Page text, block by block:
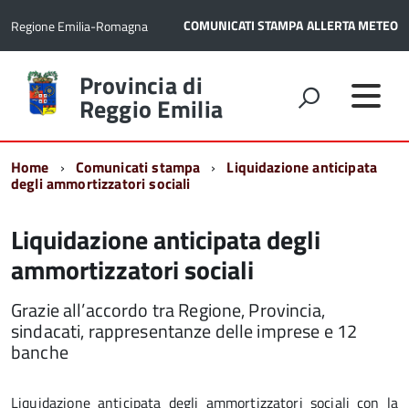
Regione Emilia-Romagna COMUNICATI STAMPAALLERTA METEO
Torna
alla
home
Provincia di
Reggio Emilia
Home Comunicati stampa Liquidazione anticipata
degli ammortizzatori sociali
Liquidazione anticipata degli
ammortizzatori sociali
Grazie all’accordo tra Regione, Provincia,
sindacati, rappresentanze delle imprese e 12
banche
Liquidazione anticipata degli ammortizzatori sociali con la